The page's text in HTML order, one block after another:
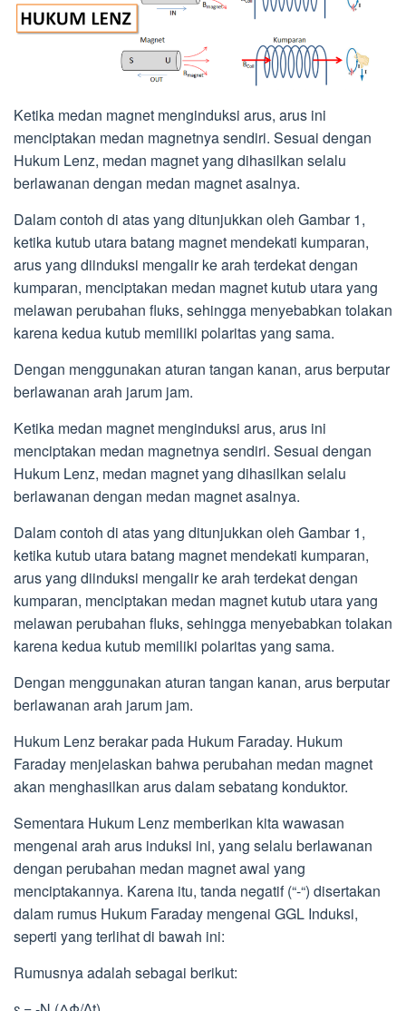
Ketika medan magnet menginduksi arus, arus ini
menciptakan medan magnetnya sendiri. Sesuai dengan
Hukum Lenz, medan magnet yang dihasilkan selalu
berlawanan dengan medan magnet asalnya.
Dalam contoh di atas yang ditunjukkan oleh Gambar 1,
ketika kutub utara batang magnet mendekati kumparan,
arus yang diinduksi mengalir ke arah terdekat dengan
kumparan, menciptakan medan magnet kutub utara yang
melawan perubahan fluks, sehingga menyebabkan tolakan
karena kedua kutub memiliki polaritas yang sama.
Dengan menggunakan aturan tangan kanan, arus berputar
berlawanan arah jarum jam.
Ketika medan magnet menginduksi arus, arus ini
menciptakan medan magnetnya sendiri. Sesuai dengan
Hukum Lenz, medan magnet yang dihasilkan selalu
berlawanan dengan medan magnet asalnya.
Dalam contoh di atas yang ditunjukkan oleh Gambar 1,
ketika kutub utara batang magnet mendekati kumparan,
arus yang diinduksi mengalir ke arah terdekat dengan
kumparan, menciptakan medan magnet kutub utara yang
melawan perubahan fluks, sehingga menyebabkan tolakan
karena kedua kutub memiliki polaritas yang sama.
Dengan menggunakan aturan tangan kanan, arus berputar
berlawanan arah jarum jam.
Hukum Lenz berakar pada Hukum Faraday. Hukum
Faraday menjelaskan bahwa perubahan medan magnet
akan menghasilkan arus dalam sebatang konduktor.
Sementara Hukum Lenz memberikan kita wawasan
mengenai arah arus induksi ini, yang selalu berlawanan
dengan perubahan medan magnet awal yang
menciptakannya. Karena itu, tanda negatif (“-“) disertakan
dalam rumus Hukum Faraday mengenai GGL Induksi,
seperti yang terlihat di bawah ini:
Rumusnya adalah sebagai berikut: